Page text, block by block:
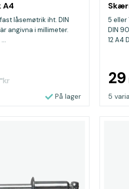
A4
låsemøtrik iht. DIN
angivna i millimeter.
kr
På lager
5 eller
DIN
12 A4
29
5